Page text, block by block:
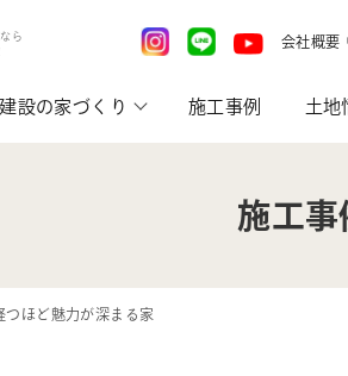
ら
会社概要
設の家づくり 施工事例 土地
施工事
つほど魅力が深まる家